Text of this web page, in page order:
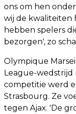
ons om hen
wij de kwaliteiten
hebben spelers
bezorgen', zo
Olympique
League-wedstrijd
competitie werd
Strasbourg. Ze
tegen Ajax. 'De